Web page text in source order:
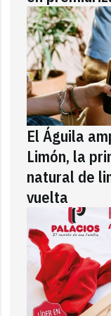
El Águila
Limón, la
natural de
vuelta